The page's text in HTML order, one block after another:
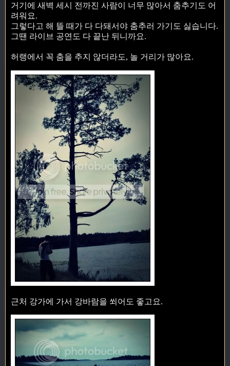
거기에 새벽 세시 전까진 사람이 너무 많아서 춤추기도 어
려워요.
그렇다고 해 뜰 때가 다 다돼서야 춤추러 가기도 싫습니다.
그땐 라이브 공연도 다 끝난 뒤니까요.
허랭에서 꼭 춤을 추지 않더라도, 놀 거리가 많아요.
근처 강가에 가서 강바람을 쐬어도 좋고요.